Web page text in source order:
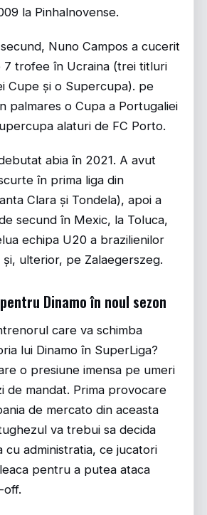
la Pinhalnovense.
Nuno Campos a cucerit
7 trofee în Ucraina (trei titluri
Cupe și o Supercupa). pe
palmares o Cupa a Portugaliei
alaturi de FC Porto.
abia în 2021. A avut
în prima liga din
Clara și Tondela), apoi a
secund în Mexic, la Toluca,
echipa U20 a brazilienilor
ulterior, pe Zalaegerszeg.
Dinamo în noul sezon
care va schimba
lui Dinamo în SuperLiga?
o presiune imensa pe umeri
de mandat. Prima provocare
de mercato din aceasta
va trebui sa decida
cu administratia, ce jucatori
pentru a putea ataca
off.